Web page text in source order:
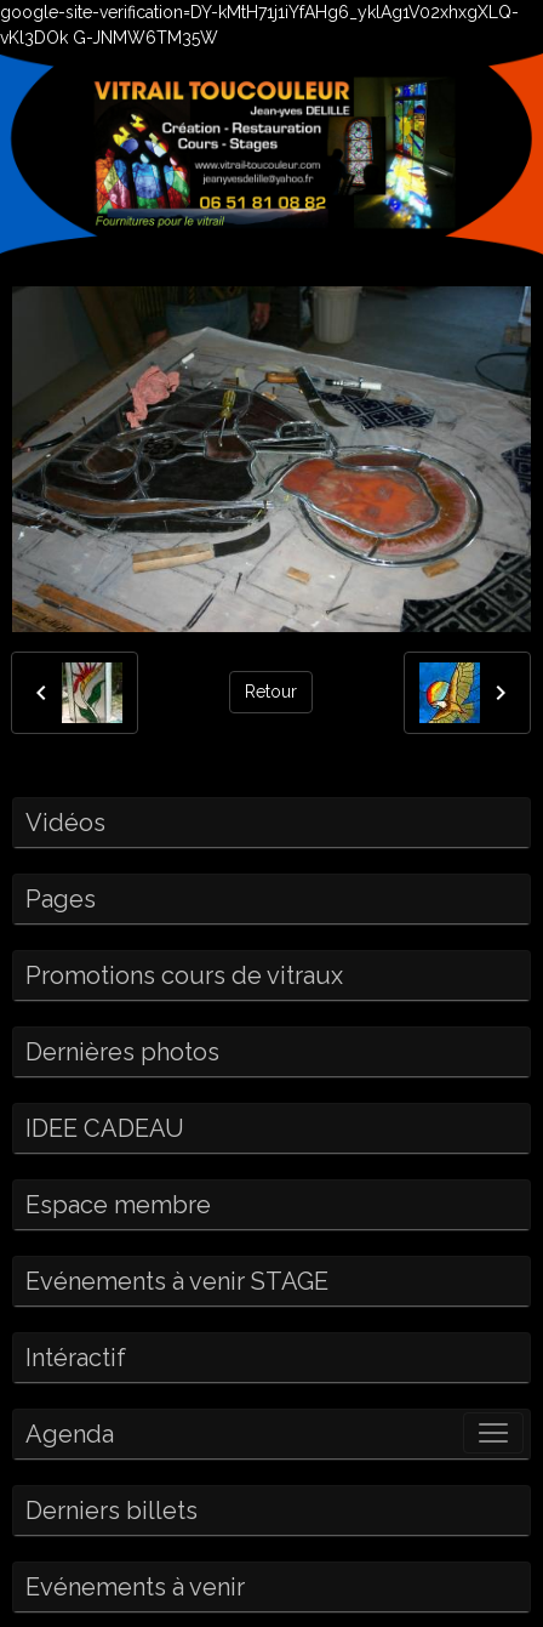
google-site-verification=DY-kMtH71j1iYfAHg6_yklAg1V02xhxgXLQ-
vKl3DOk G-JNMW6TM35W
Retour
Vidéos
Pages
Promotions cours de vitraux
Dernières photos
IDEE CADEAU
Espace membre
Evénements à venir STAGE
Intéractif
Agenda
Derniers billets
Evénements à venir